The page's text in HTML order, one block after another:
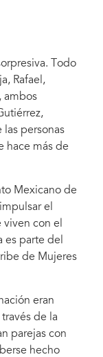
Todo
Rafael,
ambos
las personas
hace más de
Mexicano de
el
con el
es parte del
de Mujeres
eran
de la
parejas con
hecho